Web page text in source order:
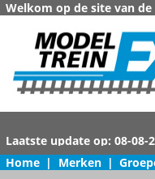
Welkom op de site van
Home | Merken |